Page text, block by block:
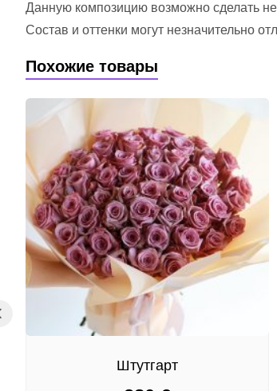
Данную композицию возможно сделать не
Состав и оттенки могут незначительно
Похожие товары
Штутгарт